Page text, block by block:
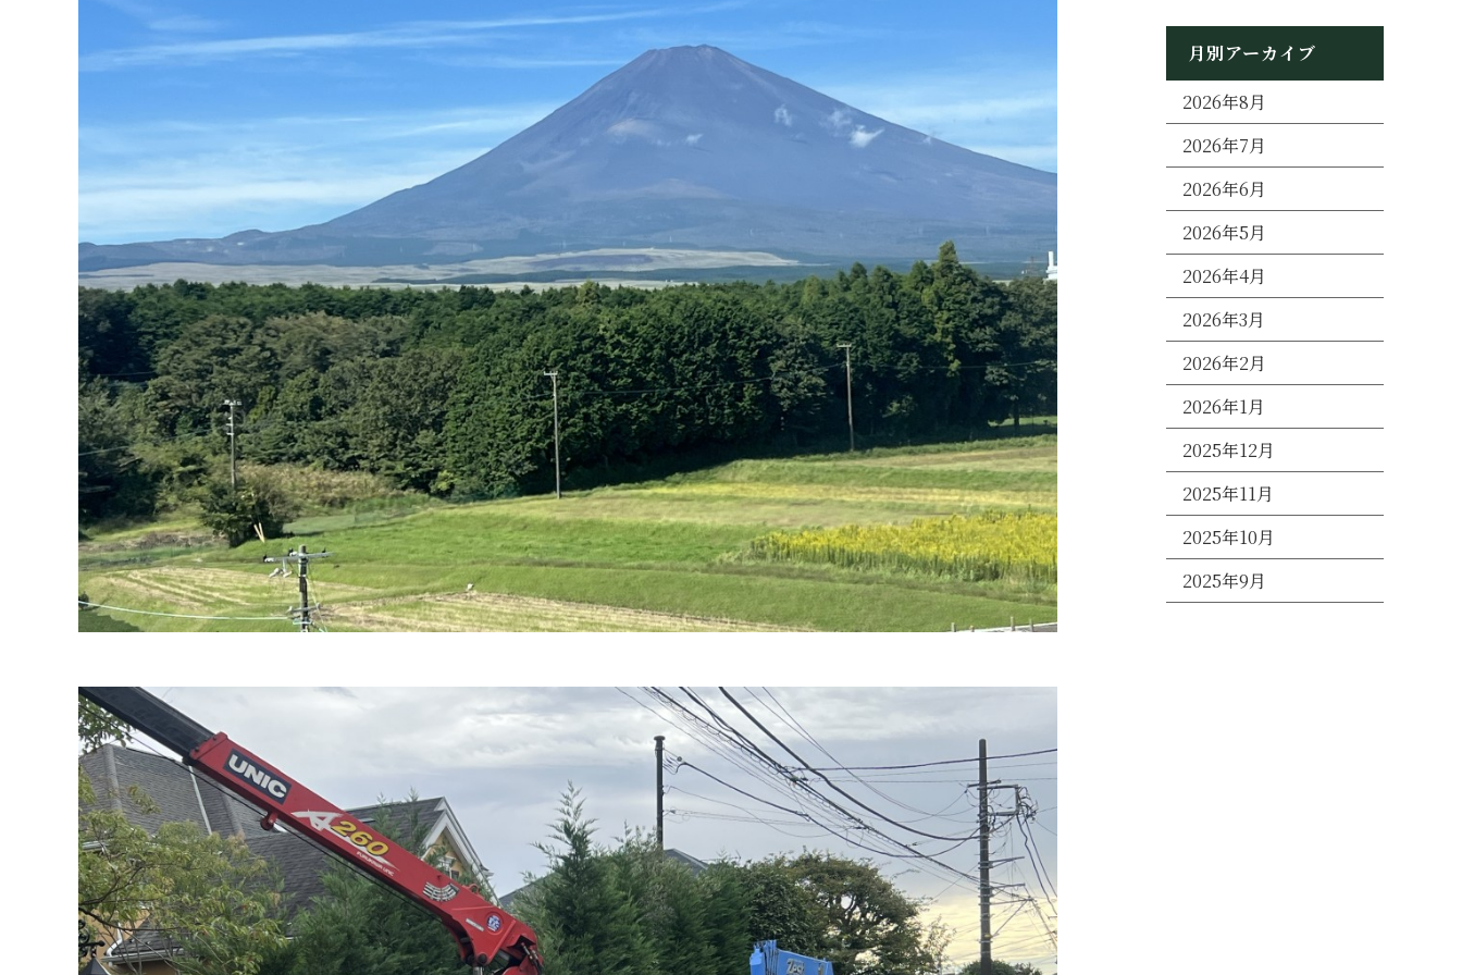
月別アーカイブ
2026年8月
2026年7月
2026年6月
2026年5月
2026年4月
2026年3月
2026年2月
2026年1月
2025年12月
2025年11月
2025年10月
2025年9月